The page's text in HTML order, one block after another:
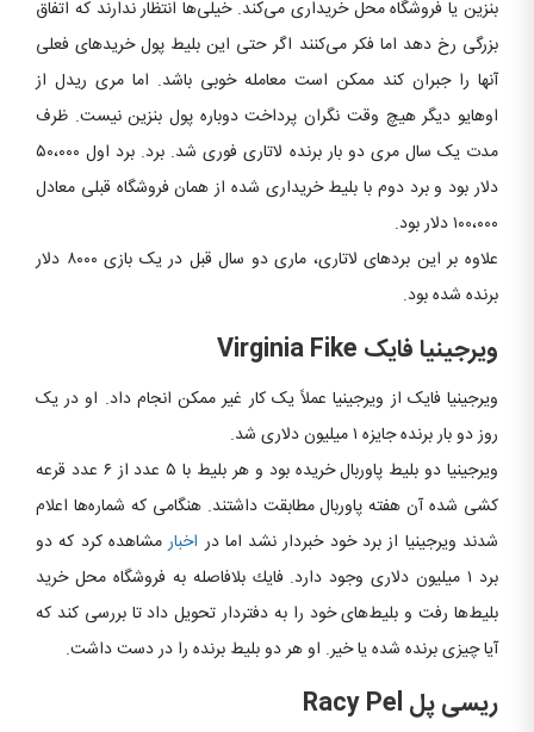
بنزین یا فروشگاه محل خریداری می‌کند. خیلی‌ها انتظار ندارند که اتفاق
بزرگی رخ دهد اما فکر می‌کنند اگر حتی این بلیط پول خریدهای فعلی
آنها را جبران کند ممکن است معامله خوبی باشد. اما مری ریدل از
اوهایو دیگر هیچ وقت نگران پرداخت دوباره پول بنزین نیست. ظرف
مدت یک سال مری دو بار برنده لاتاری فوری شد. برد. برد اول ۵۰،۰۰۰
دلار بود و برد دوم با بلیط خریداری شده از همان فروشگاه قبلی معادل
۱۰۰،۰۰۰ دلار بود.
علاوه بر این برد‌های لاتاری، ماری دو سال قبل در یک بازی ۸۰۰۰ دلار
برنده شده بود.
ویرجینیا فایک Virginia Fike
ویرجینیا فایک از ویرجینیا عملاً یک کار غیر ممکن انجام داد. او در یک
روز دو بار برنده جایزه ۱ میلیون دلاری شد.
ویرجینیا دو بلیط پاوربال خریده بود و هر بلیط با ۵ عدد از ۶ عدد قرعه
کشی شده آن هفته پاوربال مطابقت داشتند. هنگامی ‌که شماره‌ها اعلام
شدند ویرجینیا از برد خود خبردار نشد اما در اخبارمشاهده کرد که دو
برد ۱ میلیون دلاری وجود دارد. فایك بلافاصله به فروشگاه محل خرید
بلیط‌ها رفت و بلیط‌های خود را به دفتردار تحویل داد تا بررسی كند كه
آیا چیزی برنده شده یا خیر. او هر دو بلیط برنده را در دست داشت.
ریسی پل Racy Pel